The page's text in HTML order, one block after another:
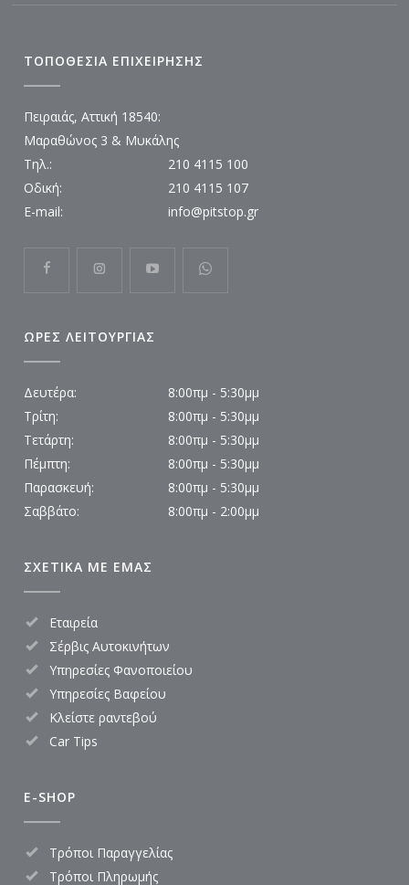
ΤΟΠΟΘΕΣΙΑ ΕΠΙΧΕΙΡΗΣΗΣ
Πειραιάς, Αττική 18540:
Μαραθώνος 3 & Μυκάλης
Τηλ.:
210 4115 100
Οδική:
210 4115 107
E-mail:
info@pitstop.gr
ΩΡΕΣ ΛΕΙΤΟΥΡΓΙΑΣ
Δευτέρα:
8:00πμ - 5:30μμ
Τρίτη:
8:00πμ - 5:30μμ
Τετάρτη:
8:00πμ - 5:30μμ
Πέμπτη:
8:00πμ - 5:30μμ
Παρασκευή:
8:00πμ - 5:30μμ
Σαββάτο:
8:00πμ - 2:00μμ
ΣΧΕΤΙΚΑ ΜΕ ΕΜΑΣ
Εταιρεία
Σέρβις Αυτοκινήτων
Υπηρεσίες Φανοποιείου
Υπηρεσίες Βαφείου
Κλείστε ραντεβού
Car Tips
E-SHOP
Τρόποι Παραγγελίας
Τρόποι Πληρωμής